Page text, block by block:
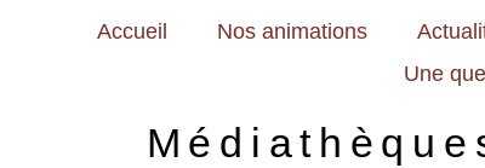
Accueil Nos animations
Une